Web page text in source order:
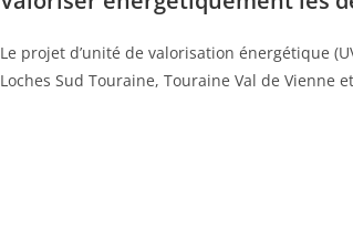
Le projet d’unité de valorisation énergétique
Loches Sud Touraine, Touraine Val de Vienne